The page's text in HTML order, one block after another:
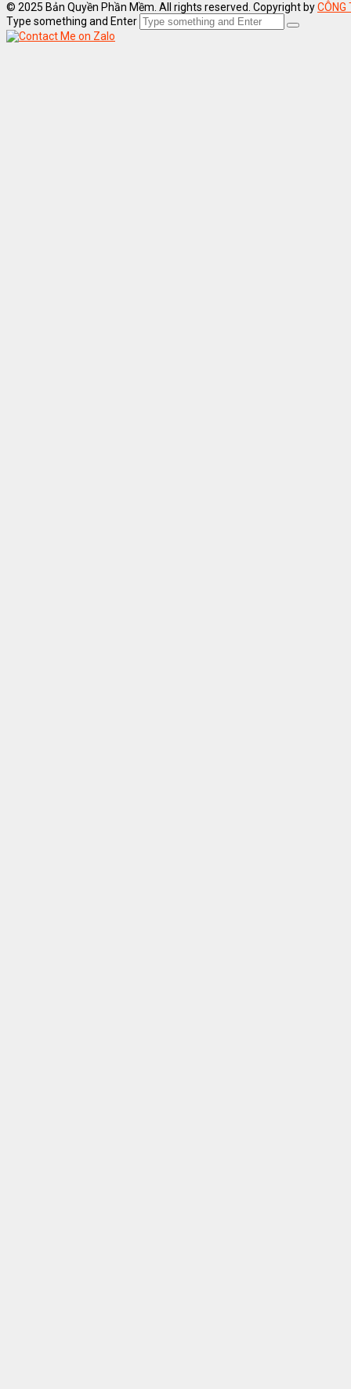
© 2025 Bản Quyền Phần Mềm. All rights reserved. Copyright byCÔNG
Type something and Enter